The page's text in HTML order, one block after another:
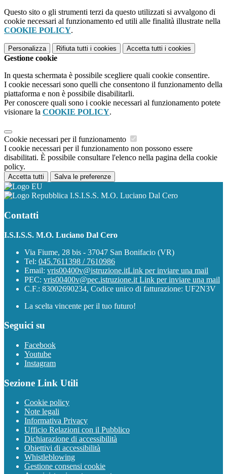
Questo sito o gli strumenti terzi da questo utilizzati si avvalgono di
cookie necessari al funzionamento ed utili alle finalità illustrate nella
COOKIE POLICY.
Personalizza Rifiuta tutti i cookies Accetta tutti i cookies
Gestione cookie
In questa schermata è possibile scegliere quali cookie consentire.
I cookie necessari sono quelli che consentono il funzionamento della
piattaforma e non è possibile disabilitarli.
Per conoscere quali sono i cookie necessari al funzionamento potete
visionare la COOKIE POLICY.
Cookie necessari per il funzionamento
I cookie necessari per il funzionamento non possono essere
disabilitati. È possibile consultare l'elenco nella pagina della cookie
policy.
Accetta tutti Salva le preferenze
I.S.I.S.S. M.O. Luciano Dal Cero
Contatti
I.S.I.S.S. M.O. Luciano Dal Cero
Via Fiume, 28 bis - 37047 San Bonifacio (VR)
Tel: 045.7611398 / 7610986
Email: vris00400v@istruzione.itLink per inviare una mail
PEC: vris00400v@pec.istruzione.it Link per inviare una mail
C.F.: 83002690234, Codice unico di fatturazione: UF2N3V
La scelta vincente per il tuo futuro!
Seguici su
Facebook
Youtube
Instagram
Sezione Link Utili
Cookie policy
Note legali
Informativa Privacy
Ufficio Relazioni con il Pubblico
Dichiarazione di accessibilità
Obiettivi di accessibilità
Whistleblowing
Gestione consensi cookie